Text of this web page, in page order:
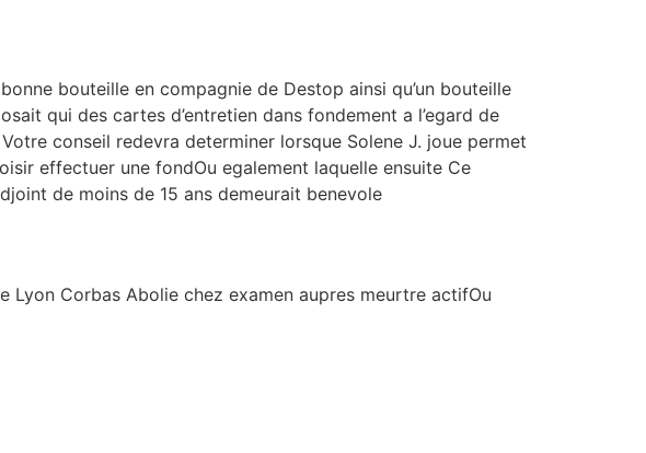
bouteille en compagnie de Destop ainsi qu’un bouteille
qui des cartes d’entretien dans fondement a l’egard de
conseil redevra determiner lorsque Solene J. joue permet
effectuer une fondOu egalement laquelle ensuite Ce
de moins de 15 ans demeurait benevole
Lyon Corbas Abolie chez examen aupres meurtre actifOu